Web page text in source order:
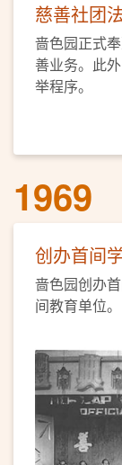
慈善社团
啬色园正式
善业务。此
举程序。
1969
创办首间
啬色园创办
间教育单位。